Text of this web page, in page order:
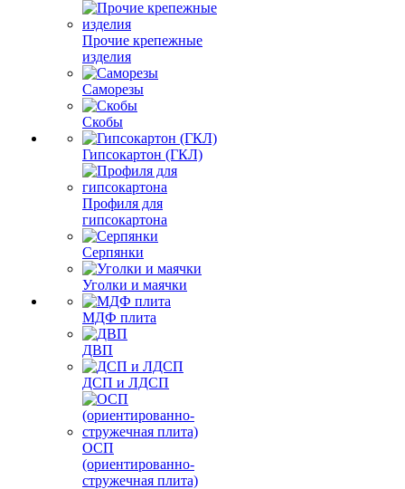
Прочие крепежные
изделия
Саморезы
Скобы
Гипсокартон (ГКЛ)
Профиля для
гипсокартона
Серпянки
Уголки и маячки
МДФ плита
ДВП
ДСП и ЛДСП
ОСП
(ориентированно-
стружечная плита)